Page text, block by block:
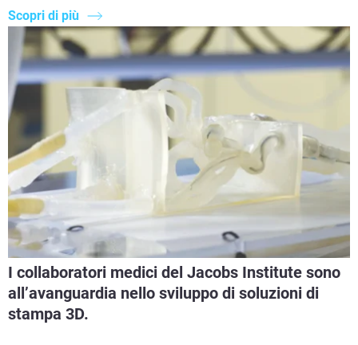
Scopri di più
I collaboratori medici del Jacobs Institute sono
all’avanguardia nello sviluppo di soluzioni di
stampa 3D.